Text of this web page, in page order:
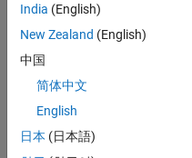
India (English)
New Zealand (English)
中国
简体中文
English
日本 (日本語)